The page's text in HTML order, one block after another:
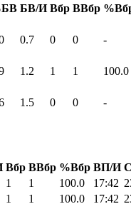
БВ/И Вбр ВВбр
0.7 0 0 -
1.2 1 1 100.0
1.5 0 0 -
Вбр ВВбр %Вбр ВП/И
1 1 100.0 17:42
1 1 100.0 17:42